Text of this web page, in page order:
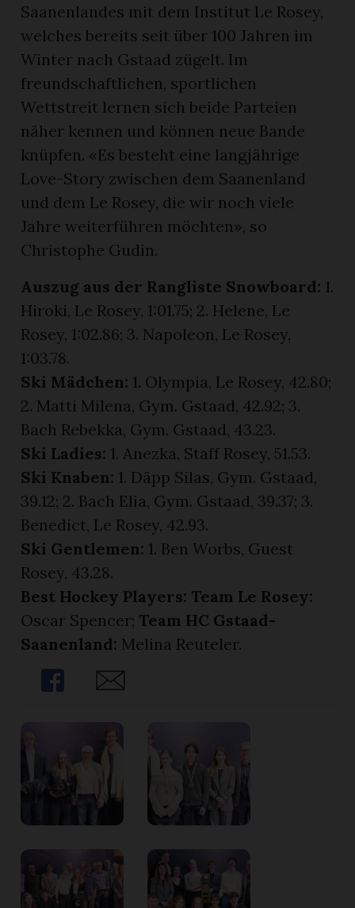
Saanenlandes mit dem Institut Le Rosey,
welches bereits seit über 100 Jahren im
Winter nach Gstaad zügelt. Im
freundschaftlichen, sportlichen
Wettstreit lernen sich beide Parteien
näher kennen und können neue Bande
knüpfen. «Es besteht eine langjährige
Love-Story zwischen dem Saanenland
und dem Le Rosey, die wir noch viele
Jahre weiterführen möchten», so
Christophe Gudin.
Auszug aus der Rangliste Snowboard: 1.
Hiroki, Le Rosey, 1:01.75; 2. Helene, Le
Rosey, 1:02.86; 3. Napoleon, Le Rosey,
1:03.78.
Ski Mädchen: 1. Olympia, Le Rosey, 42.80;
2. Matti Milena, Gym. Gstaad, 42.92; 3.
Bach Rebekka, Gym. Gstaad, 43.23.
Ski Ladies: 1. Anezka, Staff Rosey, 51.53.
Ski Knaben: 1. Däpp Silas, Gym. Gstaad,
39.12; 2. Bach Elia, Gym. Gstaad, 39.37; 3.
Benedict, Le Rosey, 42.93.
Ski Gentlemen: 1. Ben Worbs, Guest
Rosey, 43.28.
Best Hockey Players: Team Le Rosey:
Oscar Spencer; Team HC Gstaad-
Saanenland: Melina Reuteler.
Share
Share